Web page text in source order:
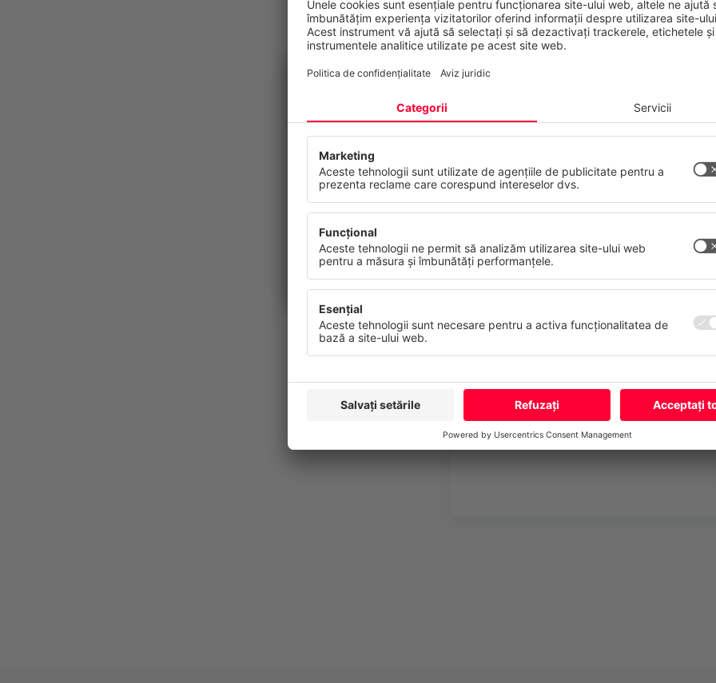
Mesaj*
CANCOM Austria AG prelucrează datele
în cadrul solicitării dvs. Prelucrarea se
alin. (1) lit. b) GDPR pentru executarea unui
Pentru stocare și găzduire utilizăm
acces la datele dvs. Furnizarea datelor dvs.
acestea solicitarea dvs. nu poate fi
contacta lainfo@cancom.com.
Sub acestlinkveți găsi politica noastră de
suplimentare.
Confidențialitatea dumneavoastră contează
Acest site web folosește cookie-uri și tehnologii similare pentru a furniza și a
continuu serviciile noastre și pentru a afișa reclame în funcție de interesele
dumneavoastră. Vă puteți retrage sau modifica consimțământul oricând, cu
viitor.
Mai Multe Refuză